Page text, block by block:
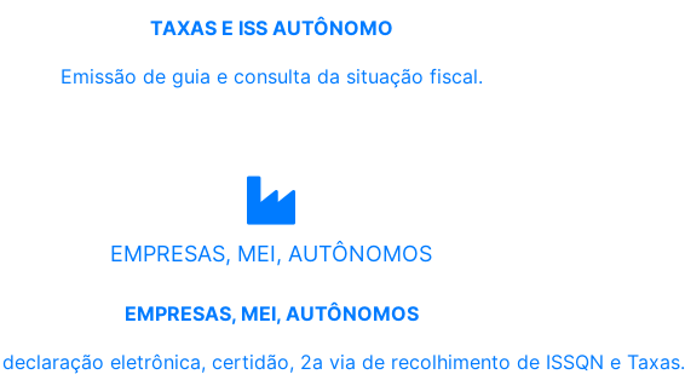
TAXAS E ISS AUTÔNOMO
Emissão de guia e consulta da situação fiscal.
EMPRESAS, MEI, AUTÔNOMOS
EMPRESAS, MEI, AUTÔNOMOS
eletrônica, certidão, 2a via de recolhimento de ISSQN e Taxas.